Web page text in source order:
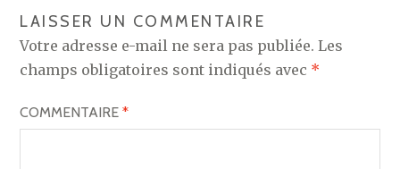
LAISSER UN COMMENTAIRE
Votre adresse e-mail ne sera pas publiée. Les
champs obligatoires sont indiqués avec *
COMMENTAIRE*